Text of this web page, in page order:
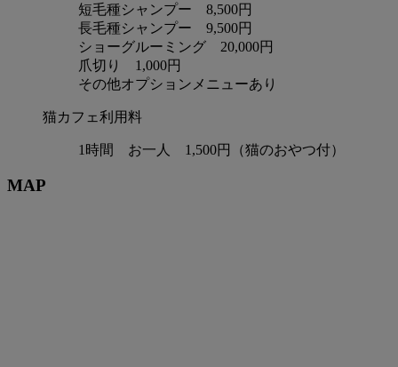
短毛種シャンプー 8,500円
長毛種シャンプー 9,500円
ショーグルーミング 20,000円
爪切り 1,000円
その他オプションメニューあり
猫カフェ利用料
1時間 お一人 1,500円（猫のおやつ付）
MAP